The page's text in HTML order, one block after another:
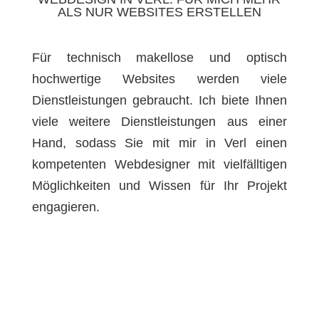
ALS NUR WEBSITES ERSTELLEN
Für technisch makellose und optisch
hochwertige Websites werden viele
Dienstleistungen gebraucht. Ich biete Ihnen
viele weitere Dienstleistungen aus einer
Hand, sodass Sie mit mir in Verl einen
kompetenten Webdesigner mit vielfälltigen
Möglichkeiten und Wissen für Ihr Projekt
engagieren.